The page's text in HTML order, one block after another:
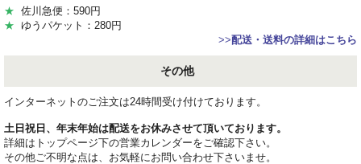
★ 佐川急便：590円
★ ゆうパケット：280円
>>配送・送料の詳細はこちら
その他
インターネットのご注文は24時間受け付けております。
土日祝日、年末年始は配送をお休みさせて頂いております。
詳細はトップページ下の営業カレンダーをご確認下さい。
その他ご不明な点は、お気軽にお問い合わせ下さいませ。